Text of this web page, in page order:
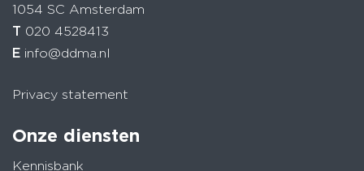
1054 SC Amsterdam
T 020 4528413
E info@ddma.nl
Privacy statement
Onze diensten
Kennisbank